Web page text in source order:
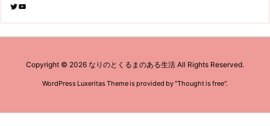
Twitter YouTube
Copyright © 2026 なりのとくるまのある生活 All Rights Reserved.
WordPress Luxeritas Theme is provided by "Thought is free".